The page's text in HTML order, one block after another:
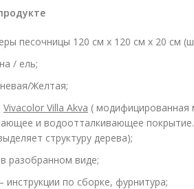
песочницы 120 см х 120 см х 20 см
/ ель;
Желтая;
Vivacolor Villa Akva ( модифицированная
и водоотталкивающее
структуру дерева);
разобранном виде;
по сборке, фурнитура;